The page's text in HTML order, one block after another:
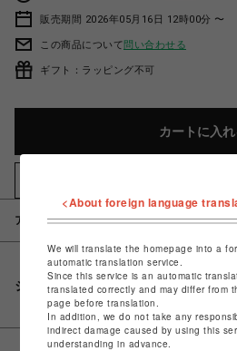
販売期間 2026年05月16日 12時00分 〜
この商品について問い合わせる
ギフト：ラッピング不可
カートに入れ
アイテム説明 / 素材
シェアする
<About foreign language
We will translate the homepage into a
automatic translation service.
Since this service is an automatic
translated correctly and may differ from
page before translation.
In addition, we do not take any
indirect damage caused by using this
understanding in advance.